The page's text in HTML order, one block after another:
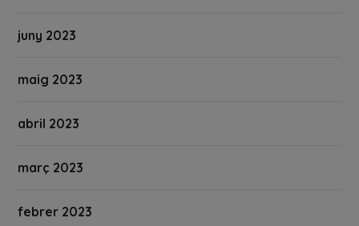
juny 2023
maig 2023
abril 2023
març 2023
febrer 2023